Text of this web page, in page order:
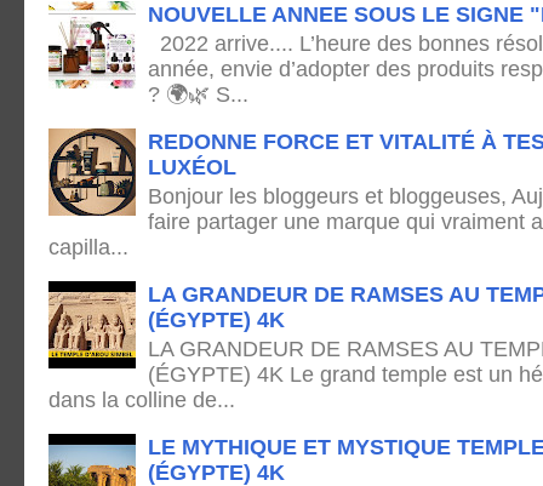
NOUVELLE ANNEE SOUS LE SIGNE
2022 arrive.... L’heure des bonnes
année, envie d’adopter des produits
? 🌍🌿 S...
REDONNE FORCE ET VITALITÉ À
LUXÉOL
Bonjour les bloggeurs et bloggeuses,
faire partager une marque qui vraiment
capilla...
LA GRANDEUR DE RAMSES AU
(ÉGYPTE) 4K
LA GRANDEUR DE RAMSES AU
(ÉGYPTE) 4K Le grand temple est un
dans la colline de...
LE MYTHIQUE ET MYSTIQUE
(ÉGYPTE) 4K